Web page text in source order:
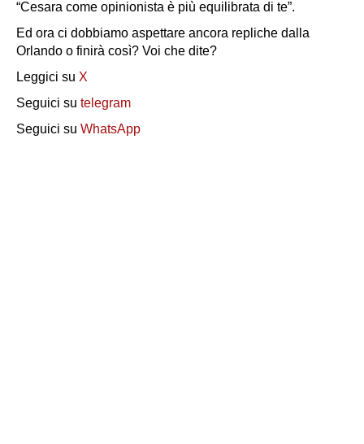
“Cesara come opinionista è più equilibrata di te”.
Ed ora ci dobbiamo aspettare ancora repliche dalla
Orlando o finirà così? Voi che dite?
Leggici su X
Seguici su telegram
Seguici su WhatsApp